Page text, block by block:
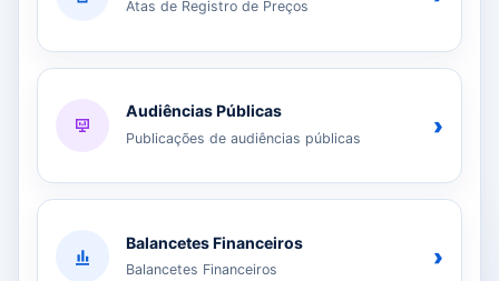
Atas de Registro de Preços
Audiências Públicas
Publicações de audiências públicas ›
Balancetes Financeiros
Balancetes Financeiros ›